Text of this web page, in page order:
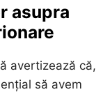
asupra
avertizează că,
să avem